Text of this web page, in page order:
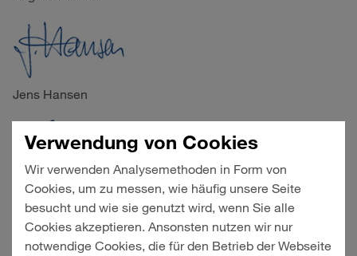
Jens Hansen
Torben Seebold
Verwendung von Cookies
Wir verwenden Analysemethoden in Form von
Cookies, um zu messen, wie häufig unsere Seite
besucht und wie sie genutzt wird, wenn Sie alle
Cookies akzeptieren. Ansonsten nutzen wir nur
notwendige Cookies, die für den Betrieb der Webseite